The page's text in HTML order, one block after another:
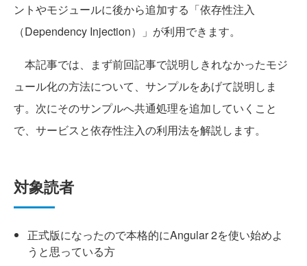
ントやモジュールに後から追加する「依存性注入
（Dependency Injection）」が利用できます。
本記事では、まず前回記事で説明しきれなかったモジ
ュール化の方法について、サンプルをあげて説明しま
す。次にそのサンプルへ共通処理を追加していくこと
で、サービスと依存性注入の利用法を解説します。
対象読者
正式版になったので本格的にAngular 2を使い始めよ
うと思っている方